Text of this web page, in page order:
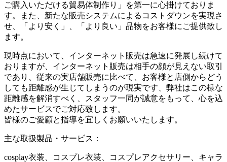
ご購入いただける貿易体制作り」を第一に心掛けておりま
す。また、新たな販売システムによるコストダウンを実現さ
せ、「より安く」、「より良い」品物をお客様にご提供致し
ます。
現時点において、インターネット販売は急速に発展し続けて
おりますが、インターネット販売は相手の顔が見えない取引
であり、従来の実店舗販売に比べて、お客様と店側からどう
しても距離感が生じてしまうのが現実です、弊社はこの様な
距離感を解消すべく、スタッフ一同が誠意をもって、心を込
めたサービスでご対応致します。
皆様のご愛顧と指導を宜しくお願いいたします。
主な取扱製品・サービス：
cosplay衣装、コスプレ衣装、コスプレアクセサリー、キャラ